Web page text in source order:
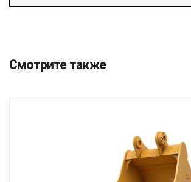
Смотрите также